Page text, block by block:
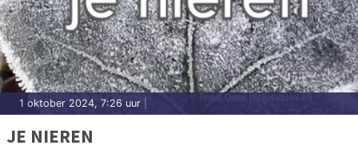
1 oktober 2024, 7:26 uur
JE NIEREN